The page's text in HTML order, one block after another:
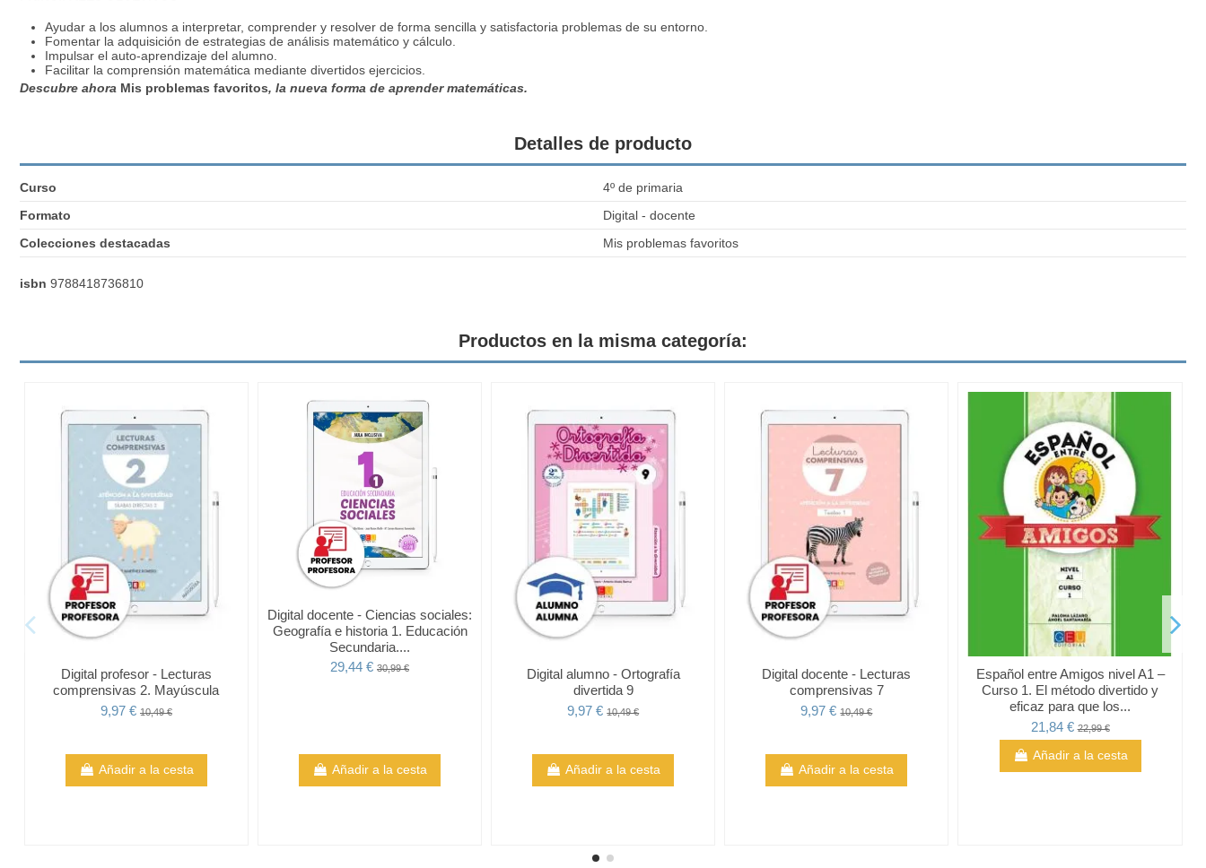
Ayudar a los alumnos a interpretar, comprender y resolver de forma sencilla y satisfactoria problemas de su entorno.
Fomentar la adquisición de estrategias de análisis matemático y cálculo.
Impulsar el auto-aprendizaje del alumno.
Facilitar la comprensión matemática mediante divertidos ejercicios.
Descubre ahora Mis problemas favoritos, la nueva forma de aprender matemáticas.
Detalles de producto
Curso
4º de primaria
Formato
Digital - docente
Colecciones destacadas
Mis problemas favoritos
isbn 9788418736810
Productos en la misma categoría:
Digital profesor - Lecturas
comprensivas 2. Mayúscula
9,97 € 10,49 €
Añadir a la cesta
Digital docente - Ciencias sociales:
Geografía e historia 1. Educación
Secundaria....
29,44 € 30,99 €
Añadir a la cesta
Digital alumno - Ortografía
divertida 9
9,97 €10,49 €
Añadir a la cesta
Digital docente - Lecturas
comprensivas 7
9,97 €10,49 €
Añadir a la cesta
Español entre Amigos nivel A1 –
Curso 1. El método divertido y
eficaz para que los...
21,84 €22,99 €
Añadir a la cesta